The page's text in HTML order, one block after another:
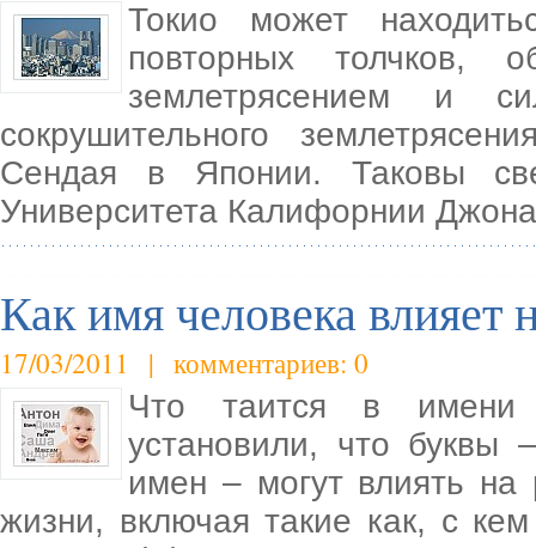
Токио может
повторных толчков,
землетрясением и
сокрушительного
Сендая в Японии. Таковы
Университета Калифорнии
Как имя человека
17/03/2011 | комментариев: 0
Что таится в имени
установили, что буквы
имен – могут влиять
жизни, включая такие как, с